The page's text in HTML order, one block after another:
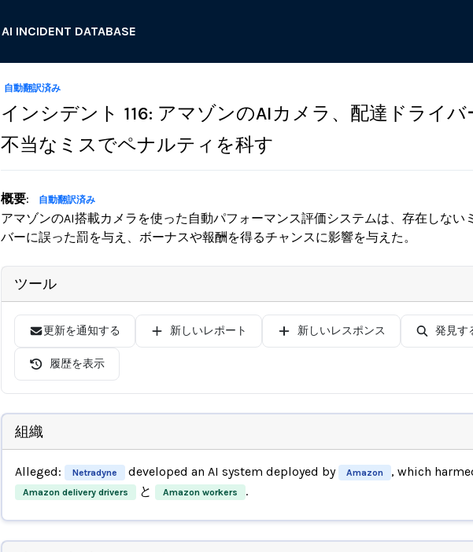
AI INCIDENT DATABASE
自動翻訳済み
インシデント 116: アマゾンのAIカメラ、配達ドライバ
不当なミスでペナルティを科す
概要: 自動翻訳済み
アマゾンのAI搭載カメラを使った自動パフォーマンス評価システムは、存在しない
バーに誤った罰を与え、ボーナスや報酬を得るチャンスに影響を与えた。
ツール
更新を通知する 新しいレポート 新しいレスポンス 発見す
履歴を表示
組織
Alleged: Netradyne developed an AI system deployed by Amazon , which
Amazon delivery drivers と Amazon workers .